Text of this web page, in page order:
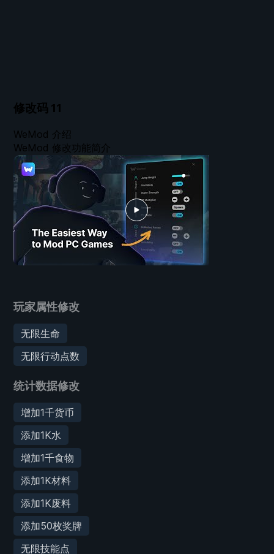
修改码 11
玩家属性修改
无限生命
无限行动点数
统计数据修改
增加1千货币
添加1K水
增加1千食物
添加1K材料
添加1K废料
添加50枚奖牌
无限技能点
WeMod 介绍
WeMod 修改功能简介